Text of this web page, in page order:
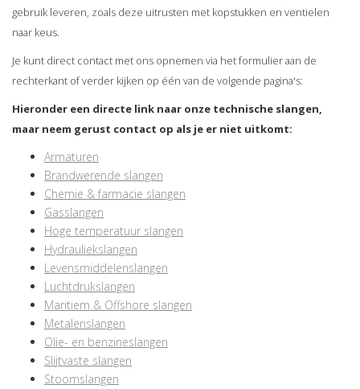
gebruik leveren, zoals deze uitrusten met kopstukken en ventielen
naar keus.
Je kunt direct contact met ons opnemen via het formulier aan de
rechterkant of verder kijken op één van de volgende pagina's:
Hieronder een directe link naar onze technische slangen,
maar neem gerust contact op als je er niet uitkomt:
Armaturen
Brandwerende slangen
Chemie & farmacie slangen
Gasslangen
Hoge temperatuur slangen
Hydrauliekslangen
Levensmiddelenslangen
Luchtdrukslangen
Maritiem & Offshore slangen
Metalenslangen
Olie- en benzineslangen
Slijtvaste slangen
Stoomslangen